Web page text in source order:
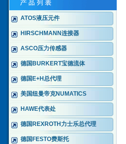
ATOS液压元件
HIRSCHMANN连接器
ASCO压力传感器
德国BURKERT宝德流体
德国E+H总代理
美国纽曼帝克NUMATICS
HAWE代表处
德国REXROTH力士乐总代理
德国FESTO费斯托